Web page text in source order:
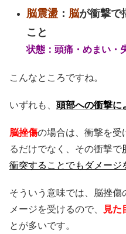
脳震盪 ： 脳が衝撃で
こと
状態：頭痛・めまい・
こんなところですね。
いずれも、 頭部への衝撃に
脳挫傷の場合は、衝撃を受
るだけでなく、その衝撃で
衝突することでもダメージ
そういう意味では、脳挫
メージを受けるので、
見た
とが多いです。